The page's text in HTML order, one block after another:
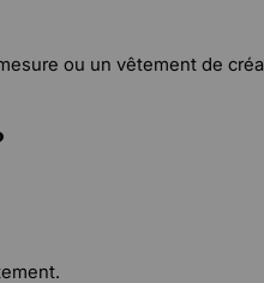
ou un vêtement de